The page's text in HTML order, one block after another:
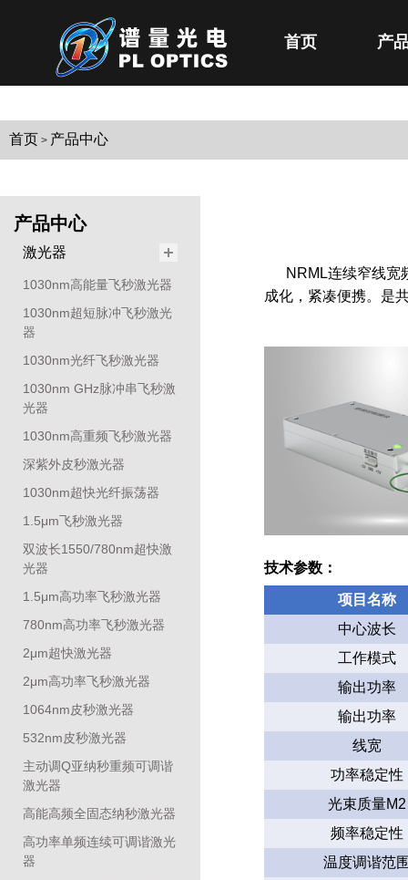
首页 产
首页 > 产品中心
产品中心
激光器
1030nm高能量飞秒激光器
1030nm超短脉冲飞秒激光
器
1030nm光纤飞秒激光器
1030nm GHz脉冲串飞秒激
光器
1030nm高重频飞秒激光器
深紫外皮秒激光器
1030nm超快光纤振荡器
1.5μm飞秒激光器
双波长1550/780nm超快激
光器
1.5μm高功率飞秒激光器
780nm高功率飞秒激光器
2μm超快激光器
2μm高功率飞秒激光器
1064nm皮秒激光器
532nm皮秒激光器
主动调Q亚纳秒重频可调谐
激光器
高能高频全固态纳秒激光器
高功率单频连续可调谐激光
器
NRML连续窄线宽
成化，紧凑便携。是
技术参数 ：
项目名称
中心波长
工作模式
输出功率
输出功率
线宽
功率稳定性
光束质量M2
频率稳定性
温度调谐范